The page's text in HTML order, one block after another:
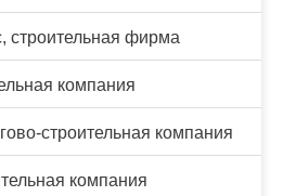
строительная фирма
компания
строительная компания
компания